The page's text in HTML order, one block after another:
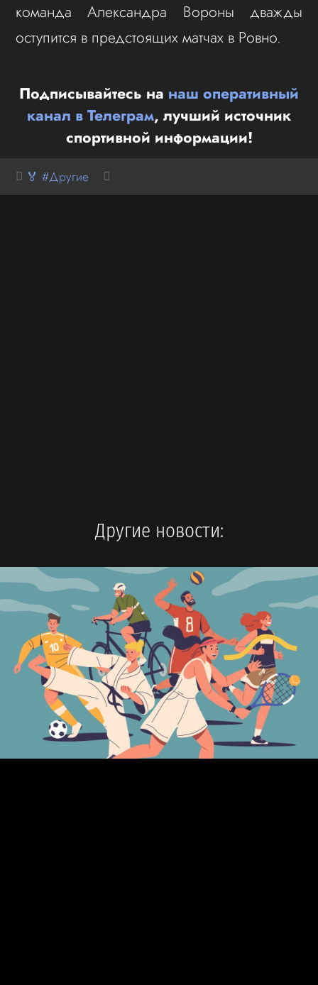
команда Александра Вороны дважды
оступится в предстоящих матчах в Ровно.
Подписывайтесь на наш оперативный
канал в Телеграм, лучший источник
спортивной информации!
🏅 #Другие
Другие новости: